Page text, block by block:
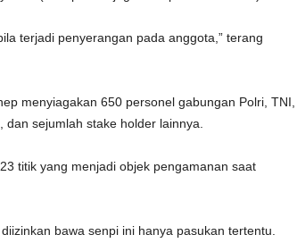
terjadi penyerangan pada anggota,” terang
menyiagakan 650 personel gabungan Polri, TNI,
sejumlah stake holder lainnya.
titik yang menjadi objek pengamanan saat
bawa senpi ini hanya pasukan tertentu.